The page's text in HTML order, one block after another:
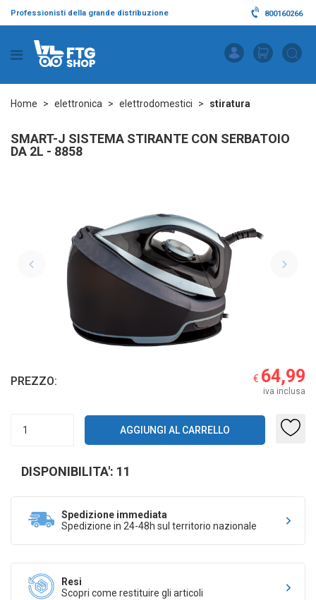
Professionisti della grande distribuzione 800160266
Home elettronica elettrodomestici stiratura
SMART-J SISTEMA STIRANTE CON SERBATOIO
DA 2L - 8858
PREZZO: € 64,99
iva inclusa
DISPONIBILITA': 11
Spedizione immediata
Spedizione in 24-48h sul territorio nazionale
Resi
Scopri come restituire gli articoli